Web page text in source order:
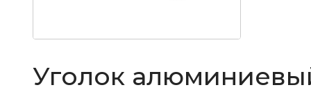
Уголок